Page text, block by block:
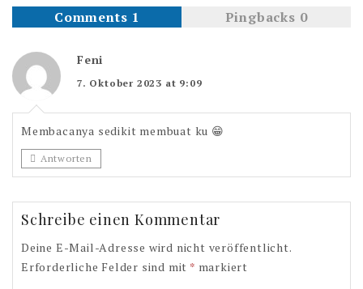
Comments 1 Pingbacks 0
Feni
7. Oktober 2023 at 9:09
Membacanya sedikit membuat ku 😁
Antworten
Schreibe einen Kommentar
Deine E-Mail-Adresse wird nicht veröffentlicht.
Erforderliche Felder sind mit * markiert